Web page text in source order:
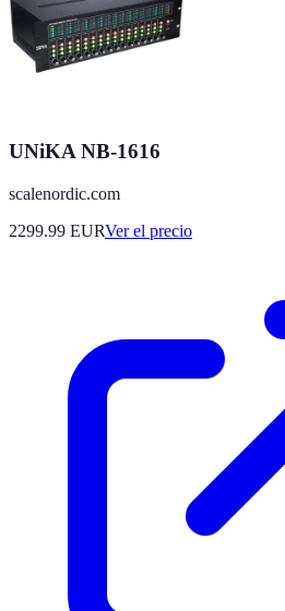
UNiKA NB-1616
scalenordic.com
2299.99 EURVer el precio